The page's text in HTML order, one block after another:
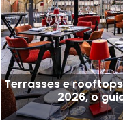
Terrasses e
2026, o